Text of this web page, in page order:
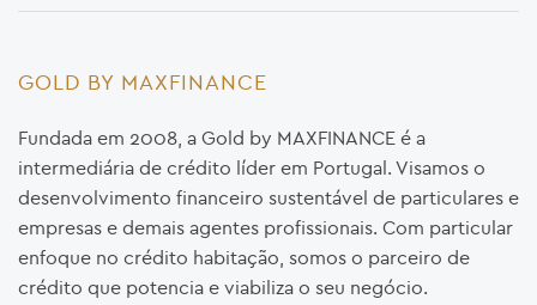
GOLD BY MAXFINANCE
Fundada em 2008, a Gold by MAXFINANCE é a
intermediária de crédito líder em Portugal. Visamos o
desenvolvimento financeiro sustentável de particulares e
empresas e demais agentes profissionais. Com particular
enfoque no crédito habitação, somos o parceiro de
crédito que potencia e viabiliza o seu negócio.